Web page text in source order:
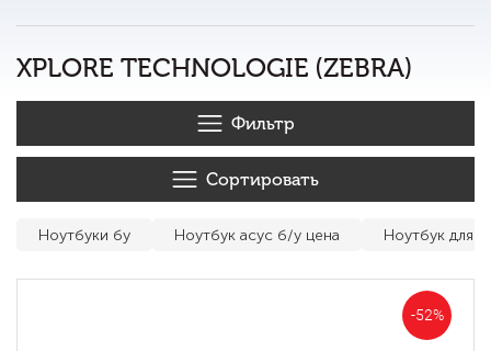
XPLORE TECHNOLOGIE (ZEBRA)
Фильтр
Сортировать
Ноутбуки бу Ноутбук асус б/у цена Ноутбук для
-52%